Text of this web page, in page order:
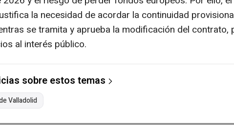
la necesidad de acordar la continuidad
se tramita y aprueba la modificación del contrato,
al interés público.
sobre estos temas
Valladolid